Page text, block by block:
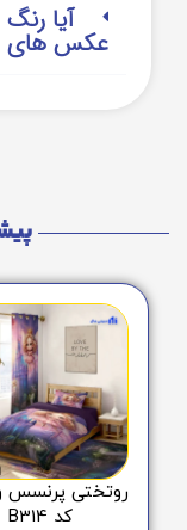
آیا
عکس های
روتختی پرنسس
کد B314